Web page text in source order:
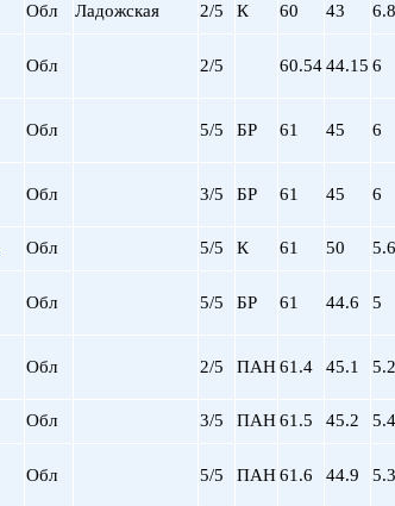
Обл Ладожская 2/5 К 60 43 6.8
Обл 2/5 60.5444.15 6
Обл 5/5 БР 61 45 6
Обл 3/5 БР 61 45 6
Обл 5/5 К 61 50 5.6
Обл 5/5 БР 61 44.6 5
Обл 2/5 ПАН61.4 45.1 5.2
Обл 3/5 ПАН61.5 45.2 5.4
Обл 5/5 ПАН61.6 44.9 5.3